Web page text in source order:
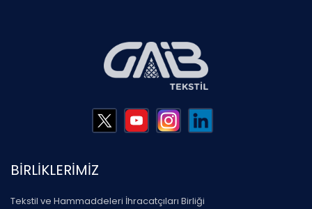
BİRLİKLERİMİZ
Tekstil ve Hammaddeleri İhracatçıları Birliği